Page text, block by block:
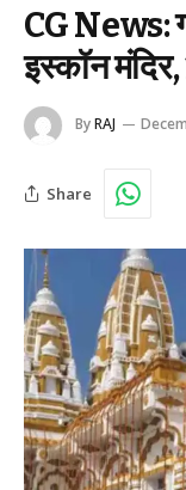
CG News:
इस्कॉन
ByRAJ
Share